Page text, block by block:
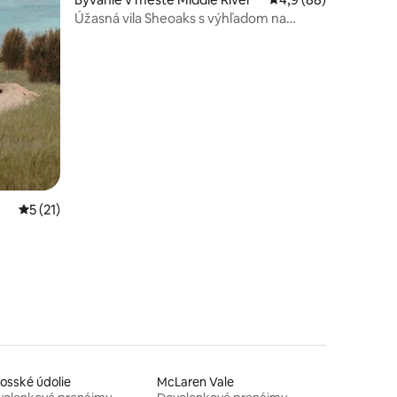
Priemerné ohodnotenie 5 z 5, počet hodnotení: 21
5 (21)
Úžasná vila Sheoaks s výhľadom na
údolie
McLaren Vale